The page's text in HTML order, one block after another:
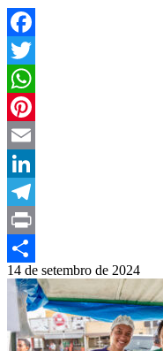
Facebook
Twitter
WhatsApp
Pinterest
Email
LinkedIn
Telegram
Print
Compartilhar
14 de setembro de 2024